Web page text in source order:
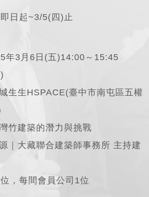
日起~3/5(四)止
年3月6日(五)14:00～15:45
生生HSPACE(臺中市南屯區五權
竹建築的潛力與挑戰
｜大藏聯合建築師事務所 主持建
，每間會員公司1位